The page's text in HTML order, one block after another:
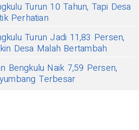
Turun 10 Tahun, Tapi Desa
Perhatian
Turun Jadi 11,83 Persen,
Desa Malah Bertambah
Bengkulu Naik 7,59 Persen,
Terbesar